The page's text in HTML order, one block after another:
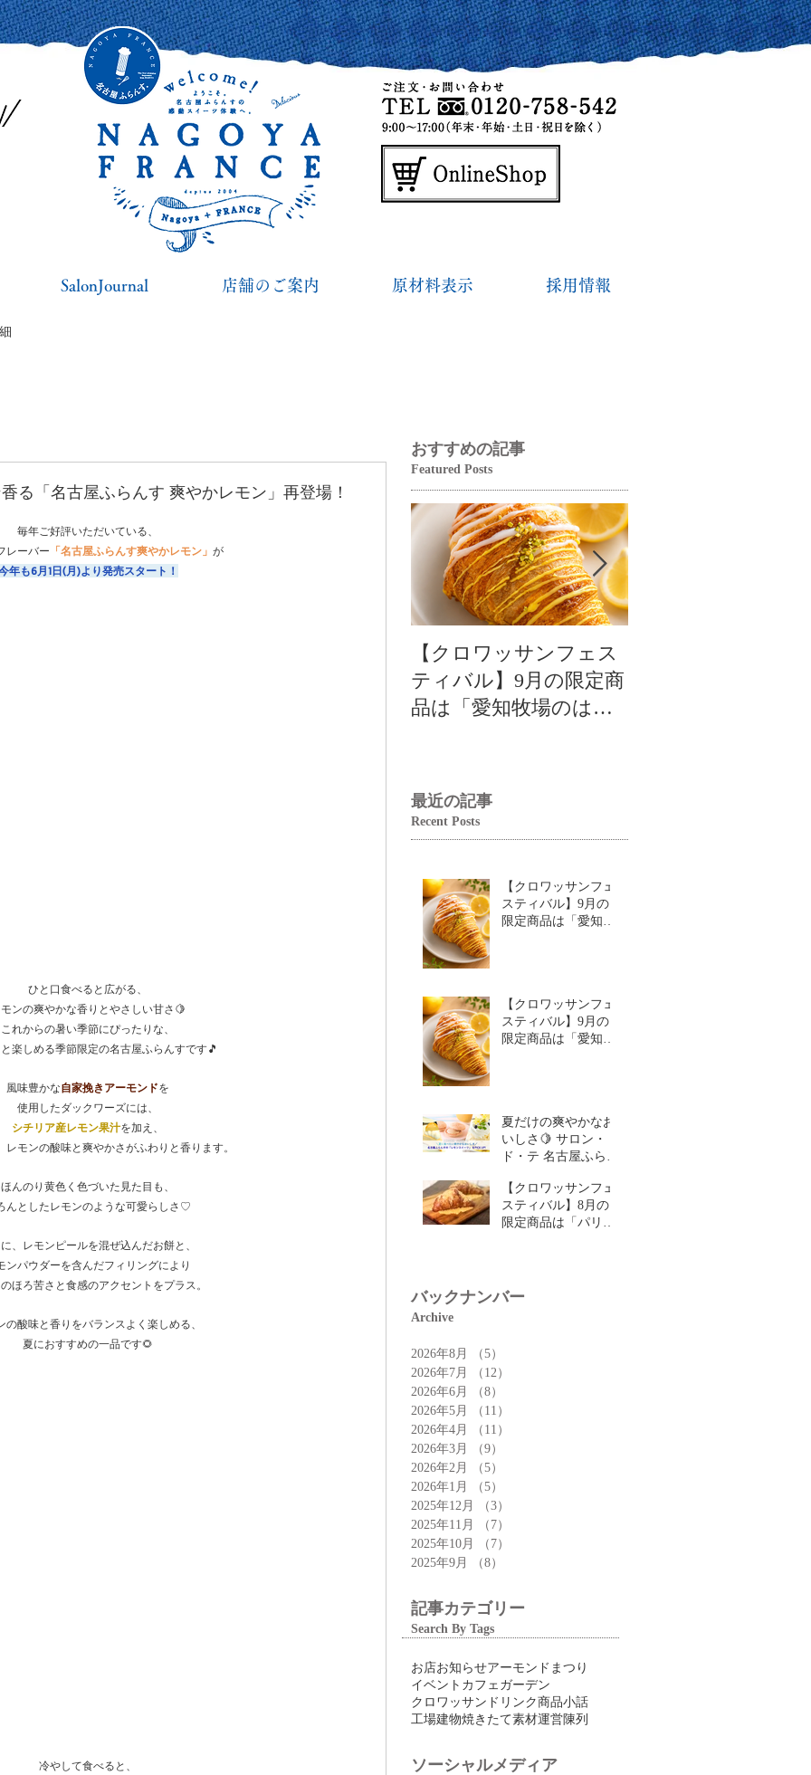
SalonJournal 店舗のご案内 原材料表示 採用情報
る「名古屋ふらんす 爽やかレモン」再登場！
毎年ご好評いただいている、
レーバー 「名古屋ふらんす爽やかレモン」 が
年も6月1日(月)より発売スタート！
ひと口食べると広がる、
ンの爽やかな香りとやさしい甘さ🍋
これからの暑い季節にぴったりな、
楽しめる季節限定の名古屋ふらんすです🎵
風味豊かな自家挽きアーモンドを
使用したダックワーズには、
シチリア産レモン果汁を加え、
レモンの酸味と爽やかさがふわりと香ります。
ほんのり黄色く色づいた見た目も、
んとしたレモンのような可愛らしさ♡
、レモンピールを混ぜ込んだお餅と、
ンパウダーを含んだフィリングにより
ほろ苦さと食感のアクセントをプラス。
の酸味と香りをバランスよく楽しめる、
夏におすすめの一品です🌻
冷やして食べると、
おすすめの記事
Featured Posts
【クロワッサンフェス
ティバル】9月の限定商
品は「愛知牧場のはち
最近の記事
Recent Posts
【クロワッサンフェ
スティバル】9月の
限定商品は「愛知牧
【クロワッサンフェ
スティバル】9月の
限定商品は「愛知牧
夏だけの爽やかなお
いしさ🍋 サロン・
ド・テ 名古屋ふらん
特集」
【クロワッサンフェ
スティバル】8月の
限定商品は「パリパ
バックナンバー
Archive
2026年8月 （5）
2026年7月
（12）
2026年6月
（8）
2026年5月
（11）
2026年4月
（11）
2026年3月
（9）
2026年2月
（5）
2026年1月
（5）
2025年12月
（3）
2025年11月
（7）
2025年10月
（7）
2025年9月
（8）
記事カテゴリー
Search By Tags
お店お知らせアーモンドまつり
イベント カフェ ガーデン
クロワッサン ドリンク商品小話
工場建物焼きたて素材運営陳列
ソーシャルメディア